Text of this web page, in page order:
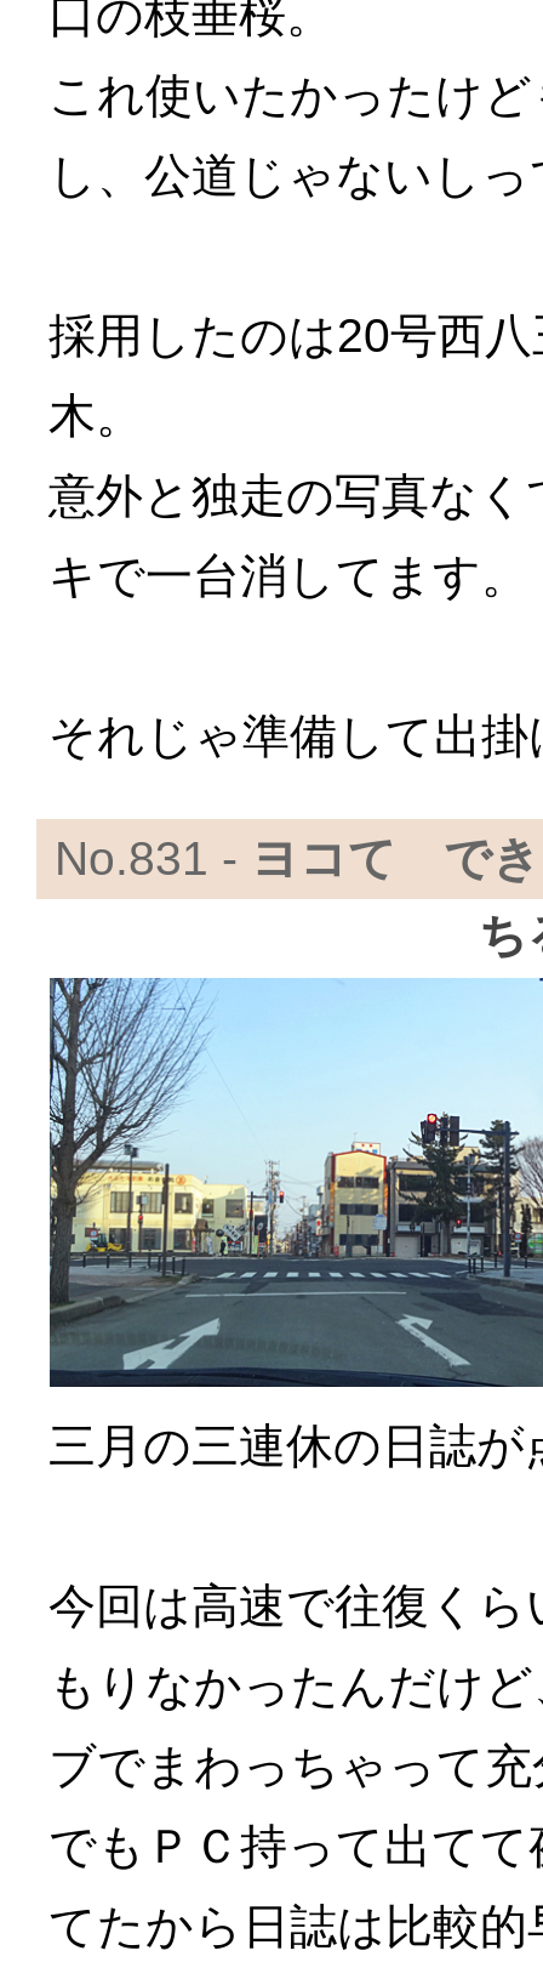
口の枝垂桜。
これ使いたかったけ
し、公道じゃないし
採用したのは20号西
木。
意外と独走の写真な
キで一台消してます。
それじゃ準備して出
No.831 - ヨコて で
ち
三月の三連休の日誌
今回は高速で往復く
もりなかったんだけ
ブでまわっちゃって
でもＰＣ持って出て
てたから日誌は比較